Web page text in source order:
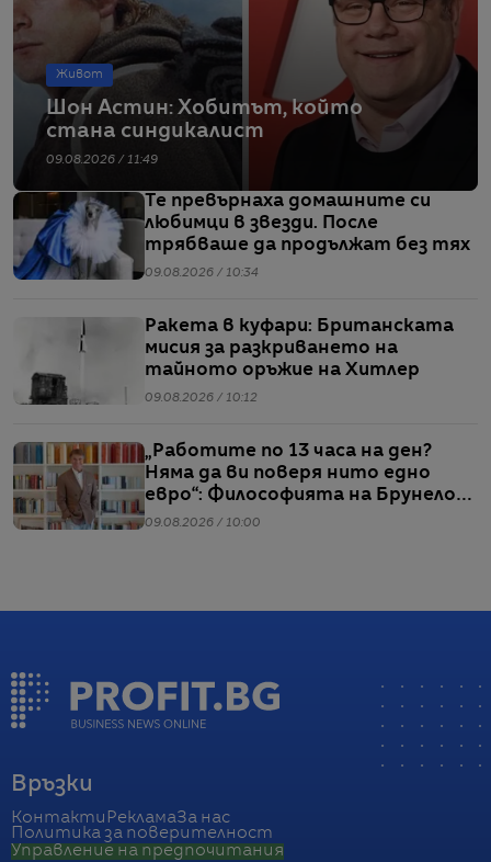
Живот
Шон Астин: Хобитът, който
стана синдикалист
09.08.2026 / 11:49
Те превърнаха домашните си
любимци в звезди. После
трябваше да продължат без тях
09.08.2026 / 10:34
Ракета в куфари: Британската
мисия за разкриването на
тайното оръжие на Хитлер
09.08.2026 / 10:12
„Работите по 13 часа на ден?
Няма да ви поверя нито едно
евро“: Философията на Брунело
Кучинели за бизнеса и живота
09.08.2026 / 10:00
Връзки
Контакти РекламаЗа нас
Политика за поверителност
Управление на предпочитания